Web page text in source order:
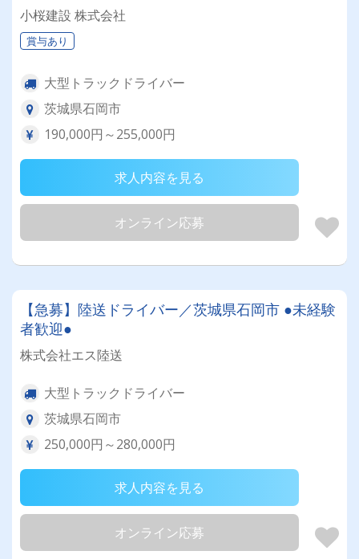
小桜建設 株式会社
賞与あり
大型トラックドライバー
茨城県石岡市
190,000円～255,000円
求人内容を見る
オンライン応募
【急募】陸送ドライバー／茨城県石岡市 ●未経験
者歓迎●
株式会社エス陸送
大型トラックドライバー
茨城県石岡市
250,000円～280,000円
求人内容を見る
オンライン応募